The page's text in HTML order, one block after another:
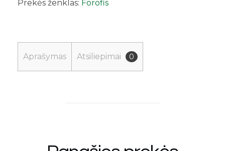
Prekės ženklas: Forofis
Aprašymas Atsiliepimai 0